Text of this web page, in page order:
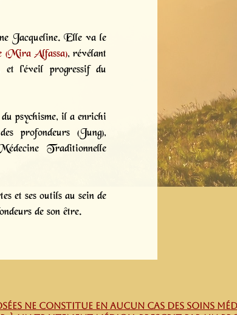
Jacqueline. Elle va le
(Mira Alfassa), révélant
et l'éveil progressif du
psychisme, il a enrichi
profondeurs (Jung),
Traditionnelle
et ses outils au sein de
de son être.
ne constitue en aucun cas des soins